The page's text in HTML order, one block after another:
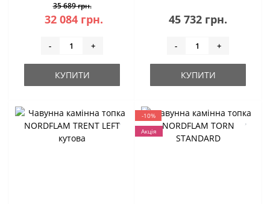
35 689 грн.
32 084 грн.
- +
КУПИТИ
45 732 грн.
- +
КУПИТИ
-10%
Акція